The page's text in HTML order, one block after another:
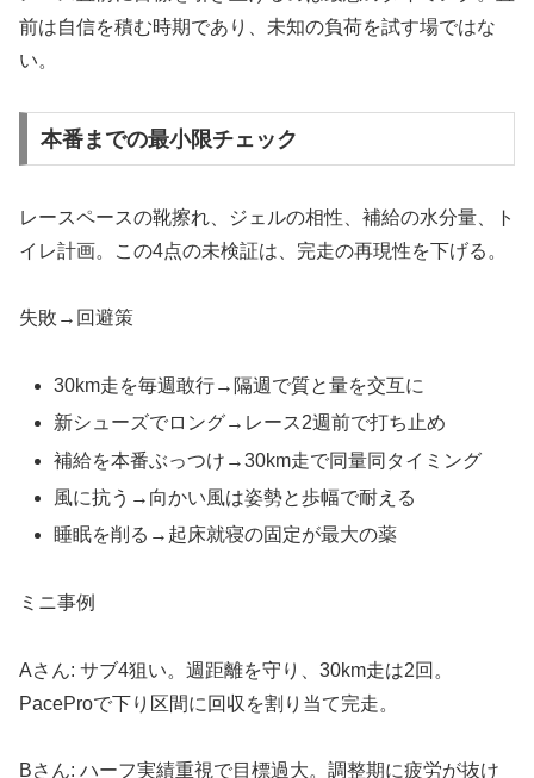
前は自信を積む時期であり、未知の負荷を試す場ではな
い。
本番までの最小限チェック
レースペースの靴擦れ、ジェルの相性、補給の水分量、ト
イレ計画。この4点の未検証は、完走の再現性を下げる。
失敗→回避策
30km走を毎週敢行→隔週で質と量を交互に
新シューズでロング→レース2週前で打ち止め
補給を本番ぶっつけ→30km走で同量同タイミング
風に抗う→向かい風は姿勢と歩幅で耐える
睡眠を削る→起床就寝の固定が最大の薬
ミニ事例
Aさん: サブ4狙い。週距離を守り、30km走は2回。
PaceProで下り区間に回収を割り当て完走。
Bさん: ハーフ実績重視で目標過大。調整期に疲労が抜け